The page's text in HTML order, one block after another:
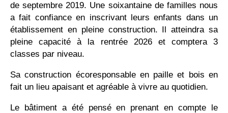
de septembre 2019. Une soixantaine de familles nous
a fait confiance en inscrivant leurs enfants dans un
établissement en pleine construction. Il atteindra sa
pleine capacité à la rentrée 2026 et comptera 3
classes par niveau.
Sa construction écoresponsable en paille et bois en
fait un lieu apaisant et agréable à vivre au quotidien.
Le bâtiment a été pensé en prenant en compte le